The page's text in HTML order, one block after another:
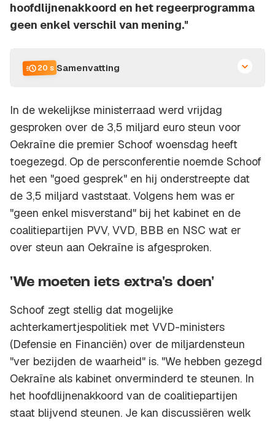
hoofdlijnenakkoord en het regeerprogramma
geen enkel verschil van mening."
20 s Samenvatting
In de wekelijkse ministerraad werd vrijdag
gesproken over de 3,5 miljard euro steun voor
Oekraïne die premier Schoof woensdag heeft
toegezegd. Op de persconferentie noemde Schoof
het een "goed gesprek" en hij onderstreepte dat
de 3,5 miljard vaststaat. Volgens hem was er
"geen enkel misverstand" bij het kabinet en de
coalitiepartijen PVV, VVD, BBB en NSC wat er
over steun aan Oekraïne is afgesproken.
'We moeten iets extra's doen'
Schoof zegt stellig dat mogelijke
achterkamertjespolitiek met VVD-ministers
(Defensie en Financiën) over de miljardensteun
"ver bezijden de waarheid" is. "We hebben gezegd
Oekraïne als kabinet onverminderd te steunen. In
het hoofdlijnenakkoord van de coalitiepartijen
staat blijvend steunen. Je kan discussiëren welk